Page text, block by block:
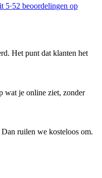
5·52 beoordelingen op
Het punt dat klanten het
wat je online ziet, zonder
ruilen we kosteloos om.